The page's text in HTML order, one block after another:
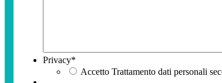
Privacy*
Accetto Trattamento dati personali